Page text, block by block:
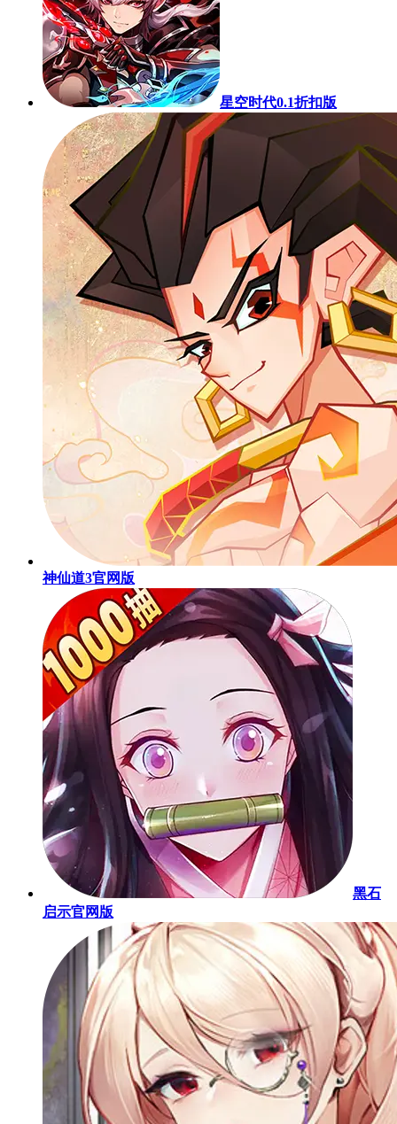
星空时代0.1折扣版
神仙道3官网版
黑石
启示官网版